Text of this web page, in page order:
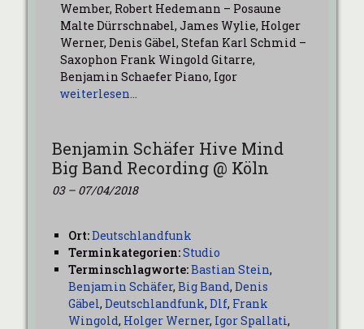
Wember, Robert Hedemann – Posaune
Malte Dürrschnabel, James Wylie, Holger
Werner, Denis Gäbel, Stefan Karl Schmid –
Saxophon Frank Wingold Gitarre,
Benjamin Schaefer Piano, Igor
weiterlesen…
Benjamin Schäfer Hive Mind
Big Band Recording @ Köln
03– 07/04/2018
Ort:Deutschlandfunk
Terminkategorien:Studio
Terminschlagworte:Bastian Stein,
Benjamin Schäfer, Big Band, Denis
Gäbel, Deutschlandfunk, Dlf, Frank
Wingold, Holger Werner, Igor Spallati,